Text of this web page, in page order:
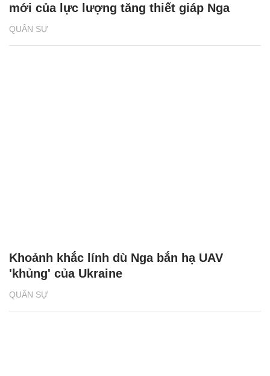
QUÂN SỰ
mới của lực lượng tăng thiết giáp Nga
QUÂN SỰ
Khoảnh khắc lính dù Nga bắn hạ UAV
'khủng' của Ukraine